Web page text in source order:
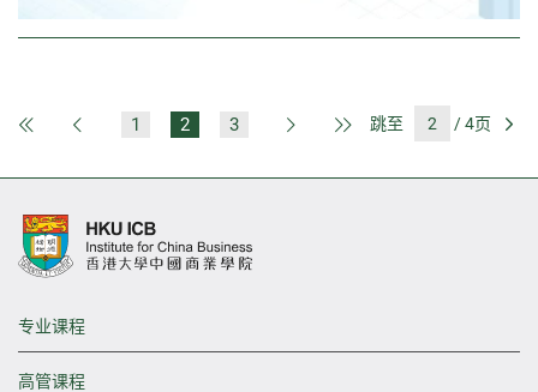
第一页 上一页
1 2 3 下一页 最后一页
跳至 / 4页
专业课程
高管课程